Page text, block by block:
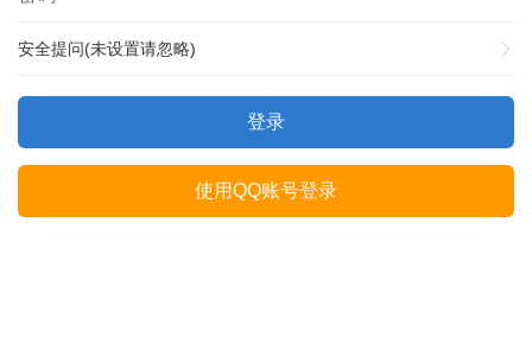
安全提问(未设置请忽略)
登录
使用QQ账号登录